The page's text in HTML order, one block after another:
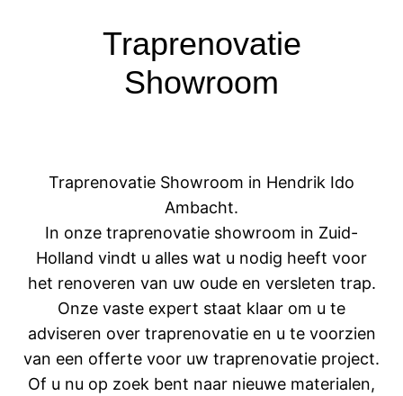
Traprenovatie
Showroom
Traprenovatie Showroom in Hendrik Ido
Ambacht.
In onze traprenovatie showroom in Zuid-
Holland vindt u alles wat u nodig heeft voor
het renoveren van uw oude en versleten trap.
Onze vaste expert staat klaar om u te
adviseren over traprenovatie en u te voorzien
van een offerte voor uw traprenovatie project.
Of u nu op zoek bent naar nieuwe materialen,